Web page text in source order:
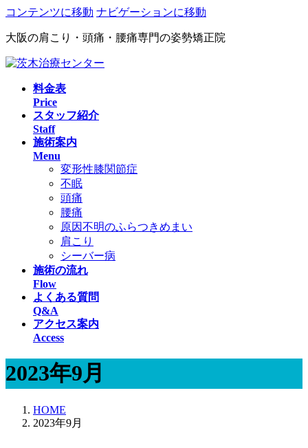
コンテンツに移動 ナビゲーションに移動
大阪の肩こり・頭痛・腰痛専門の姿勢矯正院
料金表
Price
スタッフ紹介
Staff
施術案内
Menu
変形性膝関節症
不眠
頭痛
腰痛
原因不明のふらつきめまい
肩こり
シーバー病
施術の流れ
Flow
よくある質問
Q&A
アクセス案内
Access
2023年9月
HOME
2023年9月